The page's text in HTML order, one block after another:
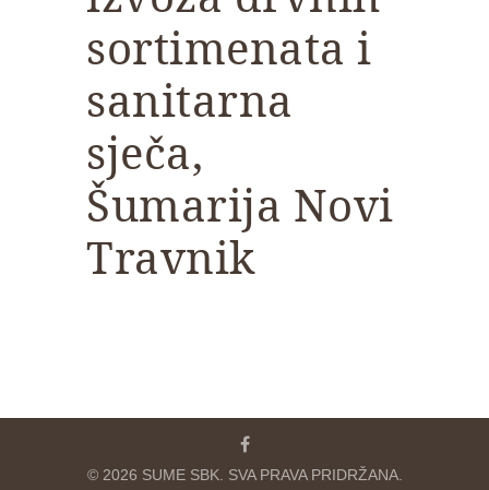
sortimenata i
sanitarna
sječa,
Šumarija Novi
Travnik
© 2026 SUME SBK. SVA PRAVA PRIDRŽANA.